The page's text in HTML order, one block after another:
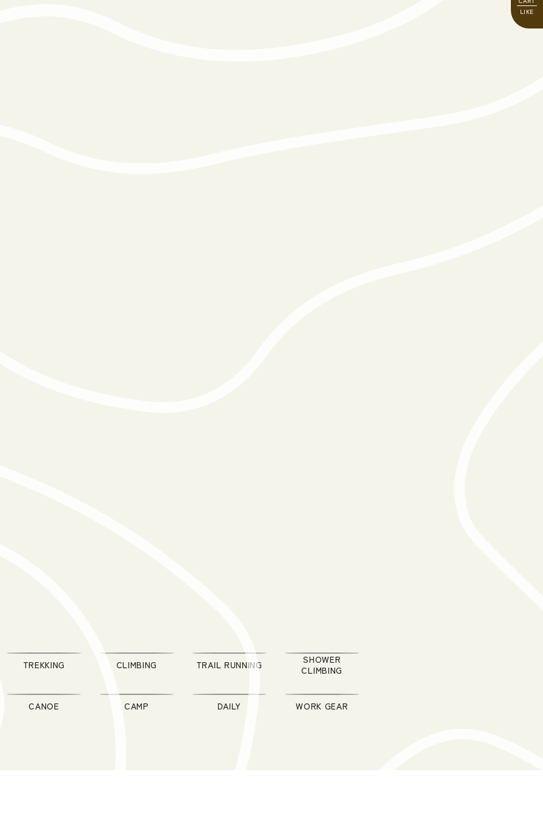
TREKKING CLIMBING TRAIL RUNNING
SHOWER
CLIMBING
CANOE CAMP DAILY WORK GEAR